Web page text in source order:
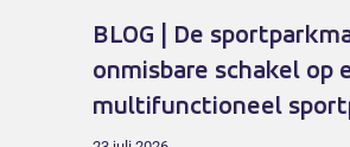
BLOG | De
onmisbare schakel op
multifunctioneel